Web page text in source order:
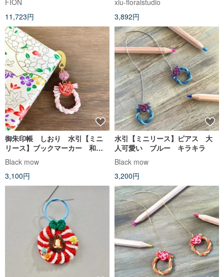
11,723円
3,892円
御朱印帳 しおり 水引【ミニ
リース】ブックマーカー 和
風 手帳 パステルピンク 白
Black mow
3,100円
水引【ミニリース】ピアス 大
人可愛い ブルー キラキラ
Black mow
3,200円